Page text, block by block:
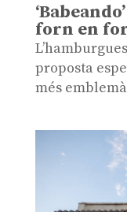
forn en
proposta
més